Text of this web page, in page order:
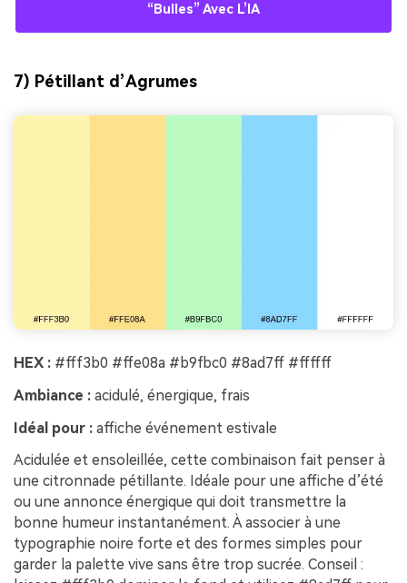
“bulles” Avec L’IA
7) Pétillant d’Agrumes
HEX : #fff3b0 #ffe08a #b9fbc0 #8ad7ff #ffffff
Ambiance : acidulé, énergique, frais
Idéal pour : affiche événement estivale
Acidulée et ensoleillée, cette combinaison fait penser à
une citronnade pétillante. Idéale pour une affiche d’été
ou une annonce énergique qui doit transmettre la
bonne humeur instantanément. À associer à une
typographie noire forte et des formes simples pour
garder la palette vive sans être trop sucrée. Conseil :